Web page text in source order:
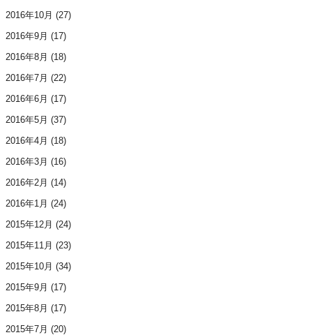
2016年10月 (27)
2016年9月 (17)
2016年8月 (18)
2016年7月 (22)
2016年6月 (17)
2016年5月 (37)
2016年4月 (18)
2016年3月 (16)
2016年2月 (14)
2016年1月 (24)
2015年12月 (24)
2015年11月 (23)
2015年10月 (34)
2015年9月 (17)
2015年8月 (17)
2015年7月 (20)